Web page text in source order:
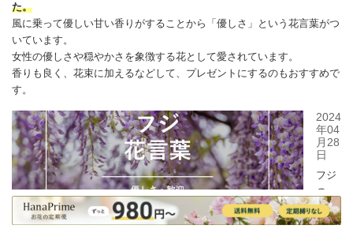
た。
風に乗って優しい甘い香りがすることから「優しさ」という花言葉がつ
いています。
女性の優しさや穏やかさを象徴する花として愛されています。
香りも良く、 花束に加えるなどして、プレゼントにするのもおすすめで
す。